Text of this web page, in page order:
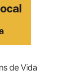
de Vida